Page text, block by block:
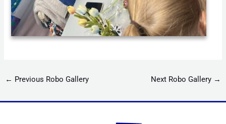
← Previous Robo Gallery Next Robo Gallery →